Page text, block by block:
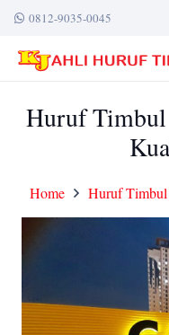
0812-9035-0045
Huruf
Home Huruf Timbul